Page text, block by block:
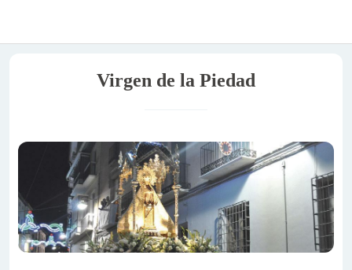
Virgen de la Piedad